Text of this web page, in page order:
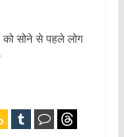
सोने से पहले लोग